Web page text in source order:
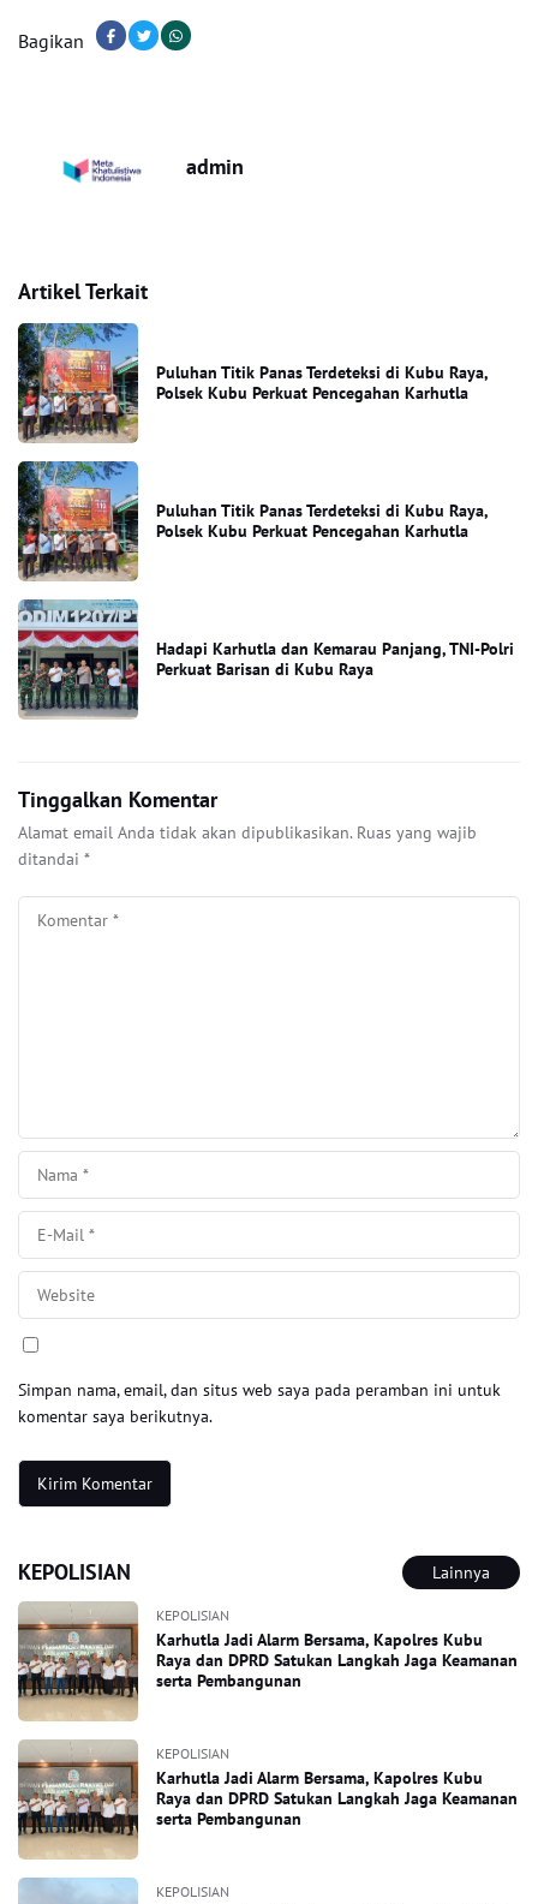
Bagikan
admin
Artikel Terkait
Puluhan Titik Panas Terdeteksi di Kubu Raya,
Polsek Kubu Perkuat Pencegahan Karhutla
Puluhan Titik Panas Terdeteksi di Kubu Raya,
Polsek Kubu Perkuat Pencegahan Karhutla
Hadapi Karhutla dan Kemarau Panjang, TNI-Polri
Perkuat Barisan di Kubu Raya
Tinggalkan Komentar
Alamat email Anda tidak akan dipublikasikan. Ruas yang wajib
ditandai *
Simpan nama, email, dan situs web saya pada peramban ini untuk
komentar saya berikutnya.
KEPOLISIAN Lainnya
KEPOLISIAN
Karhutla Jadi Alarm Bersama, Kapolres Kubu
Raya dan DPRD Satukan Langkah Jaga Keamanan
serta Pembangunan
KEPOLISIAN
Karhutla Jadi Alarm Bersama, Kapolres Kubu
Raya dan DPRD Satukan Langkah Jaga Keamanan
serta Pembangunan
KEPOLISIAN